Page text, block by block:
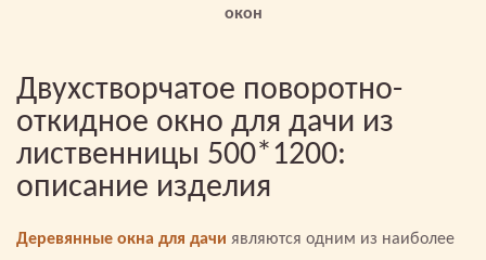
окон
Двухстворчатое поворотно-
откидное окно для дачи из
лиственницы 500*1200:
описание изделия
Деревянные окна для дачи являются одним из наиболее